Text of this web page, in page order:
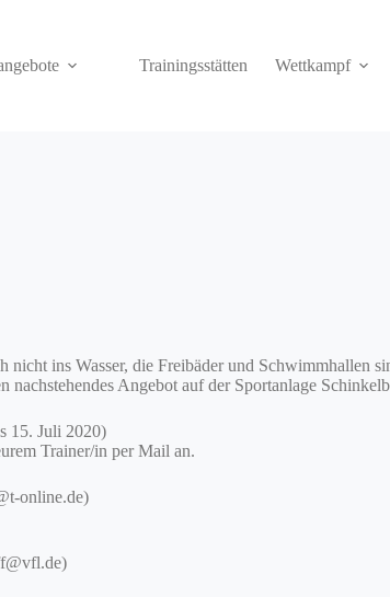
Trainingsstätten Wettkampf
ins Wasser, die Freibäder und Schwimmhallen
Angebot auf der Sportanlage
15. Juli 2020)
Trainer/in per Mail an.
online.de)